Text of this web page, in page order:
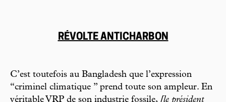
RÉVOLTE ANTICHARBON
C’est toutefois au Bangladesh que l’expression
“criminel climatique ” prend toute son ampleur. En
véritable VRP de son industrie fossile, [le président